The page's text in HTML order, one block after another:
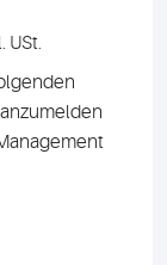
USt.